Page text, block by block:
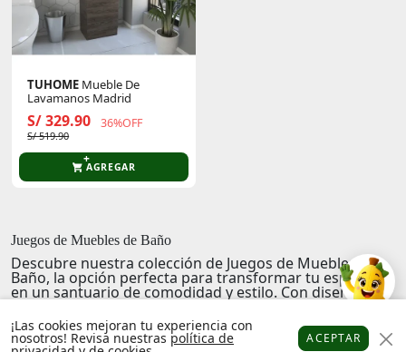
TUHOME Mueble De
Lavamanos Madrid
S/ 329.90 36%OFF
S/ 519.90
AGREGAR
Juegos de Muebles de Baño
Descubre nuestra colección de Juegos de Muebles de
Baño, la opción perfecta para transformar tu espacio
en un santuario de comodidad y estilo. Con diseños
necesidades, estos juegos de muebles no solo son un
acierto estético, sino también una inversión en tu
¡Las cookies mejoran tu experiencia con
nosotros! Revisa nuestras política de ACEPTAR